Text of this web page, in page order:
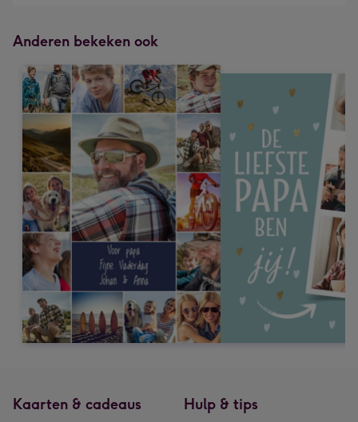
Anderen bekeken ook
Kaarten & cadeaus Hulp & tips